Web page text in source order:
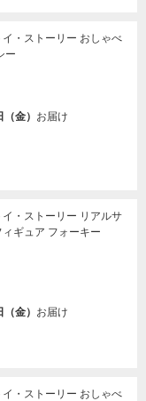
・ストーリー おしゃべ
ー
金） お届け
・ストーリー リアルサ
ギュア フォーキー
金） お届け
・ストーリー おしゃべ